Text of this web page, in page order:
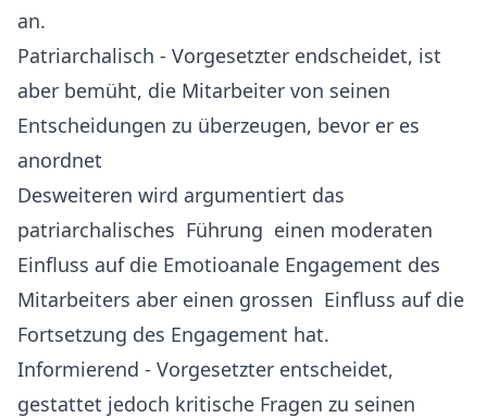
an.
Patriarchalisch - Vorgesetzter endscheidet, ist
aber bemüht, die Mitarbeiter von seinen
Entscheidungen zu überzeugen, bevor er es
anordnet
Desweiteren wird argumentiert das
patriarchalisches Führung einen moderaten
Einfluss auf die Emotioanale Engagement des
Mitarbeiters aber einen grossen Einfluss auf die
Fortsetzung des Engagement hat.
Informierend - Vorgesetzter entscheidet,
gestattet jedoch kritische Fragen zu seinen